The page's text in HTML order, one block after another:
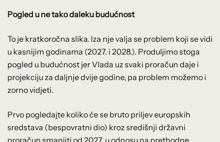
Pogled u ne tako daleku budućnost
To je kratkoročna slika. Iza nje valja se problem koji se vidi
u kasnijim godinama (2027. i 2028.). Produljimo stoga
pogled u budućnost jer Vlada uz svaki proračun daje i
projekciju za daljnje dvije godine, pa problem možemo i
zorno vidjeti.
Prvo pogledajte koliko će se bruto priljev europskih
sredstava (bespovratni dio) kroz središnji državni
proračun smanjiti od 2027. u odnosu na prethodne